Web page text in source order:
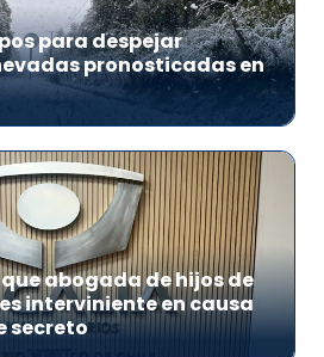
para despejar
pronosticadas en
abogada de hijos de
interviniente en causa
secreto